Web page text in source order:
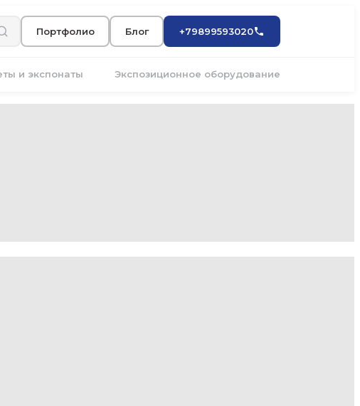
Портфолио Блог +79899593020
и экспонаты Экспозиционное оборудование